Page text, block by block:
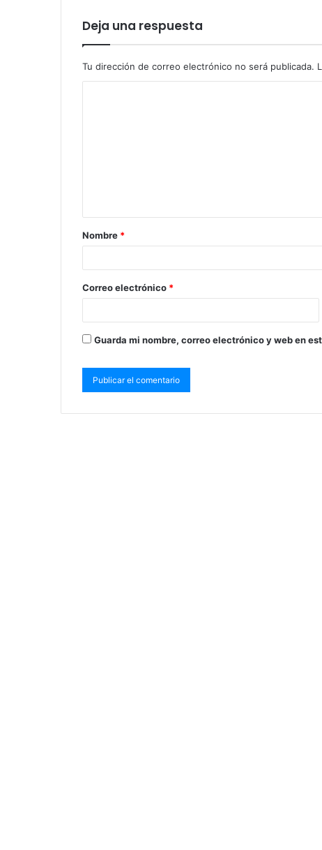
Deja una respuesta
Tu dirección de correo electrónico no será publicada.
Nombre *
Correo electrónico *
Guarda mi nombre, correo electrónico y web en